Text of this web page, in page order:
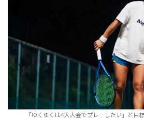
「ゆくゆくは4大大会でプレーしたい」と目